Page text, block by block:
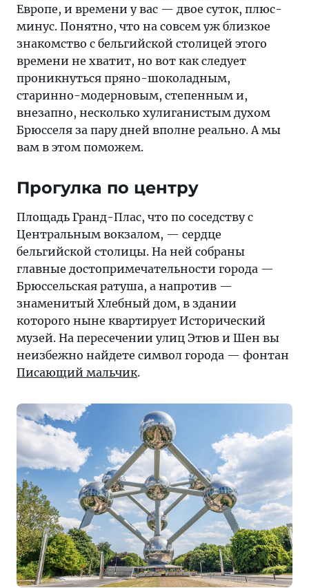
обязаны
сделать
яркие
идеи
путешествий
«Тонкостей
и
о
туризме
на
страницах
«Тонкостей».
Европе, и времени у вас — двое суток, плюс-
минус. Понятно, что на совсем уж близкое
знакомство с бельгийской столицей этого
времени не хватит, но вот как следует
проникнуться пряно-шоколадным,
старинно-модерновым, степенным и,
внезапно, несколько хулиганистым духом
Брюсселя за пару дней вполне реально. А мы
вам в этом поможем.
Прогулка по центру
Площадь Гранд-Плас, что по соседству с
Центральным вокзалом, — сердце
бельгийской столицы. На ней собраны
главные достопримечательности города —
Брюссельская ратуша, а напротив —
знаменитый Хлебный дом, в здании
которого ныне квартирует Исторический
музей. На пересечении улиц Этюв и Шен вы
неизбежно найдете символ города — фонтан
Писающий мальчик.